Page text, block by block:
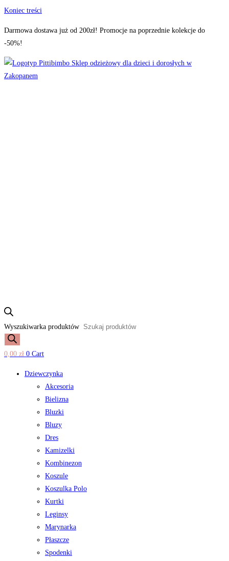
Koniec treści
Darmowa dostawa już od 200zł! Promocje na poprzednie kolekcje do
-50%!
Wyszukiwarka produktów
0,00 zł 0 Cart
Dziewczynka
Akcesoria
Bielizna
Bluzki
Bluzy
Dres
Kamizelki
Kombinezon
Koszule
Koszulka Polo
Kurtki
Leginsy
Marynarka
Płaszcze
Spodenki